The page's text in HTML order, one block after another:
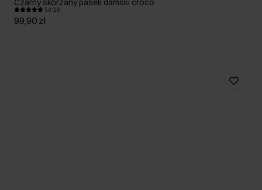
Czarny skórzany pasek damski croco
5.0 (26)
99,90 zł